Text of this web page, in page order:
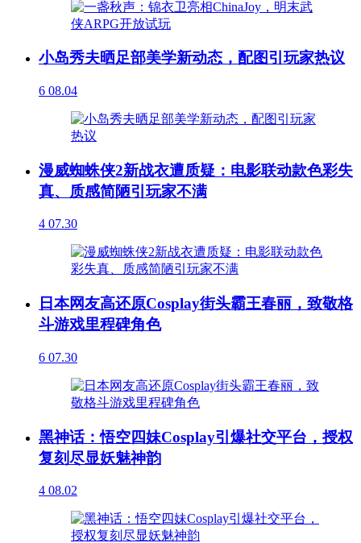
小岛秀夫晒足部美学新动态，配图引玩家热议
6 08.04
漫威蜘蛛侠2新战衣遭质疑：电影联动款色彩失
真、质感简陋引玩家不满
4 07.30
日本网友高还原Cosplay街头霸王春丽，致敬格
斗游戏里程碑角色
6 07.30
黑神话：悟空四妹Cosplay引爆社交平台，授权
复刻尽显妖魅神韵
4 08.02